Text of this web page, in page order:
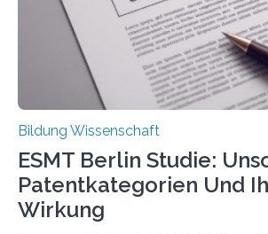
Promotionsprojekts „BACKCamPAIN“
Doktorandin Deborah Jost
Promotionskolleg NRW) derzeit eine
durch. Ziel ist es, herauszufinden,…
Bildung Wissenschaft
ESMT Berlin Studie:
Patentkategorien Und
Wirkung